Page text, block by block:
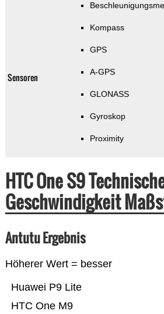
Sensoren
Kompass
GPS
A-GPS
GLONASS
Gyroskop
Proximity
HTC One S9
Geschwindigkeit
Antutu Ergebnis
Höherer Wert = besser
HTC One M9
Huawei P9 Lite